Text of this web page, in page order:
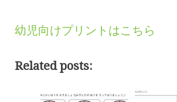
幼児向けプリントはこちら
Related posts: